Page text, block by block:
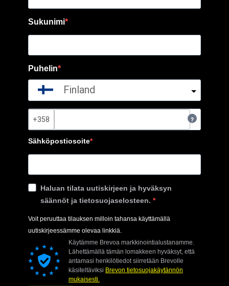
Sukunimi
Puhelin
Finland
?
Sähköpostiosoite
Haluan tilata uutiskirjeen ja hyväksyn
säännöt ja tietosuojaselosteen.
Voit peruuttaa tilauksen milloin tahansa käyttämällä
uutiskirjeessämme olevaa linkkiä.
Käytämme Brevoa markkinointialustanamme.
Lähettämällä tämän lomakkeen hyväksyt, että
antamasi henkilötiedot siirretään Brevolle
käsiteltäviksi Brevon tietosuojakäytännön
mukaisesti.